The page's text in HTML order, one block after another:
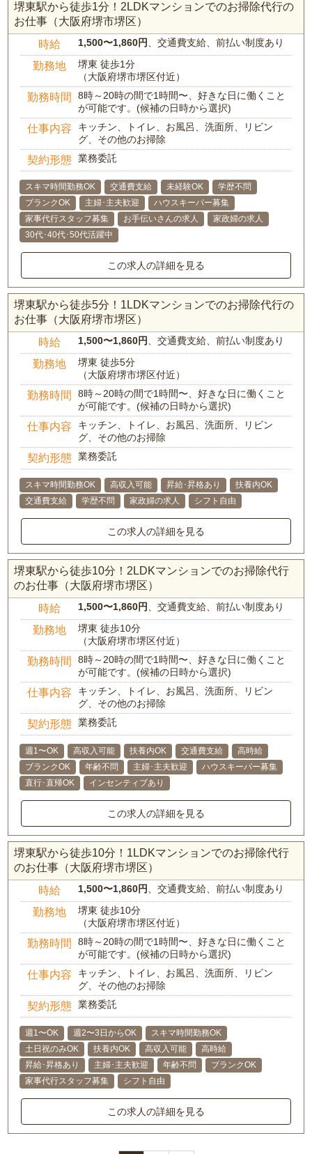
堺東駅から徒歩1分！2LDKマンションでのお掃除代行の
お仕事（大阪府堺市堺区）
時給 1,500〜1,860円、交通費支給、前払い制度あり
勤務地
堺東 徒歩1分
（大阪府堺市堺区付近）
勤務時間
8時～20時の間で1時間〜、好きな日に働くこと
が可能です。(候補の日時から選択)
仕事内容
キッチン、トイレ、お風呂、洗面所、リビン
グ、その他のお掃除
契約形態 業務委託
スキマ時間勤務OK 交通費支給 未経験OK
学歴不問
ブランクOK
主婦･主夫歓迎
ハウスキーパー募集
家事代行スタッフ募集
お手伝いさんの求人
家政婦の求人
30代･40代･50代活躍中
この求人の詳細を見る
堺東駅から徒歩5分！1LDKマンションでのお掃除代行の
お仕事（大阪府堺市堺区）
時給 1,500〜1,860円、交通費支給、前払い制度あり
勤務地
堺東 徒歩5分
（大阪府堺市堺区付近）
勤務時間
8時～20時の間で1時間〜、好きな日に働くこと
が可能です。(候補の日時から選択)
仕事内容
キッチン、トイレ、お風呂、洗面所、リビン
グ、その他のお掃除
契約形態 業務委託
スキマ時間勤務OK 高収入可能 昇給･昇格あり
扶養内OK
交通費支給
学歴不問 家政婦の求人 シフト自由
この求人の詳細を見る
堺東駅から徒歩10分！2LDKマンションでのお掃除代行
のお仕事（大阪府堺市堺区）
時給 1,500〜1,860円、交通費支給、前払い制度あり
勤務地
堺東 徒歩10分
（大阪府堺市堺区付近）
勤務時間
8時～20時の間で1時間〜、好きな日に働くこと
が可能です。(候補の日時から選択)
仕事内容
キッチン、トイレ、お風呂、洗面所、リビン
グ、その他のお掃除
契約形態 業務委託
週1〜OK 高収入可能 扶養内OK 交通費支給
高時給
ブランクOK
年齢不問 主婦･主夫歓迎
ハウスキーパー募集
直行･直帰OK
インセンティブあり
この求人の詳細を見る
堺東駅から徒歩10分！1LDKマンションでのお掃除代行
のお仕事（大阪府堺市堺区）
時給 1,500〜1,860円、交通費支給、前払い制度あり
勤務地
堺東 徒歩10分
（大阪府堺市堺区付近）
勤務時間
8時～20時の間で1時間〜、好きな日に働くこと
が可能です。(候補の日時から選択)
仕事内容
キッチン、トイレ、お風呂、洗面所、リビン
グ、その他のお掃除
契約形態 業務委託
週1〜OK 週2〜3日からOK
スキマ時間勤務OK
土日祝のみOK
扶養内OK 高収入可能
高時給
昇給･昇格あり
主婦･主夫歓迎 年齢不問
ブランクOK
家事代行スタッフ募集
シフト自由
この求人の詳細を見る